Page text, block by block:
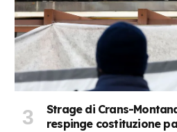
Strage di Crans-
respinge costituzione